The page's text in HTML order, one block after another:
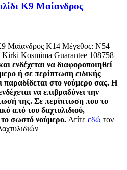
Κ9 Μαίανδρος
Μαίανδρος K14 Μέγεθος: Ν54
Kosmima Guarantee 108758
ενδέχεται να διαφοροποιηθεί
ή σε περίπτωση ειδικής
παραδίδεται στο νούμερο σας. Η
να επιβραδύνει την
της. Σε περίπτωση που το
από του δαχτυλιδιού,
το σωστό νούμερο. Δείτε εδώ τον